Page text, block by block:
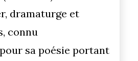
dramaturge et
connu
sa poésie portant